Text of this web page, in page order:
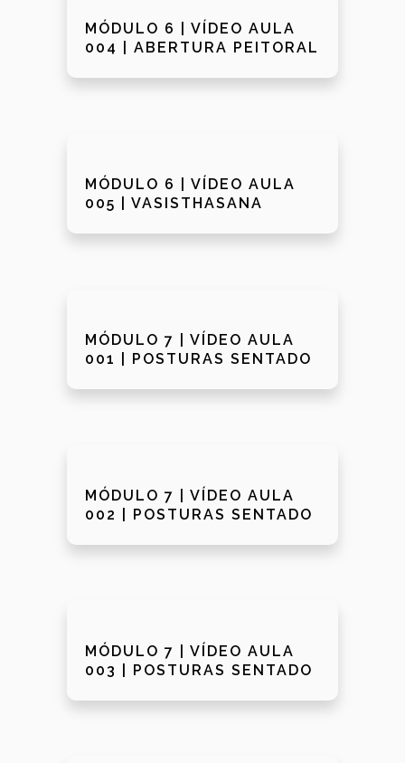
MÓDULO 6 | VÍDEO AULA
004 | ABERTURA PEITORAL
MÓDULO 6 | VÍDEO AULA
005 | VASISTHASANA
MÓDULO 7 | VÍDEO AULA
001 | POSTURAS SENTADO
MÓDULO 7 | VÍDEO AULA
002 | POSTURAS SENTADO
MÓDULO 7 | VÍDEO AULA
003 | POSTURAS SENTADO